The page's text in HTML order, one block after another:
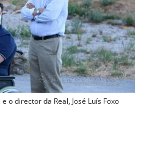
o director da Real, José Luís Foxo